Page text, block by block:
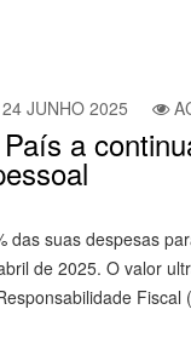
24 JUNHO 2025
a
das suas despesas
de 2025. O valor
Fiscal